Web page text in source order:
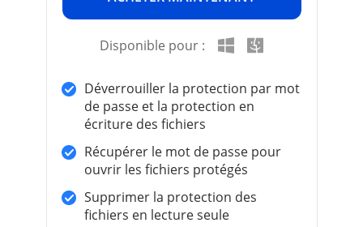
Disponible pour :
Déverrouiller la protection par mot
de passe et la protection en
écriture des fichiers
Récupérer le mot de passe pour
ouvrir les fichiers protégés
Supprimer la protection des
fichiers en lecture seule